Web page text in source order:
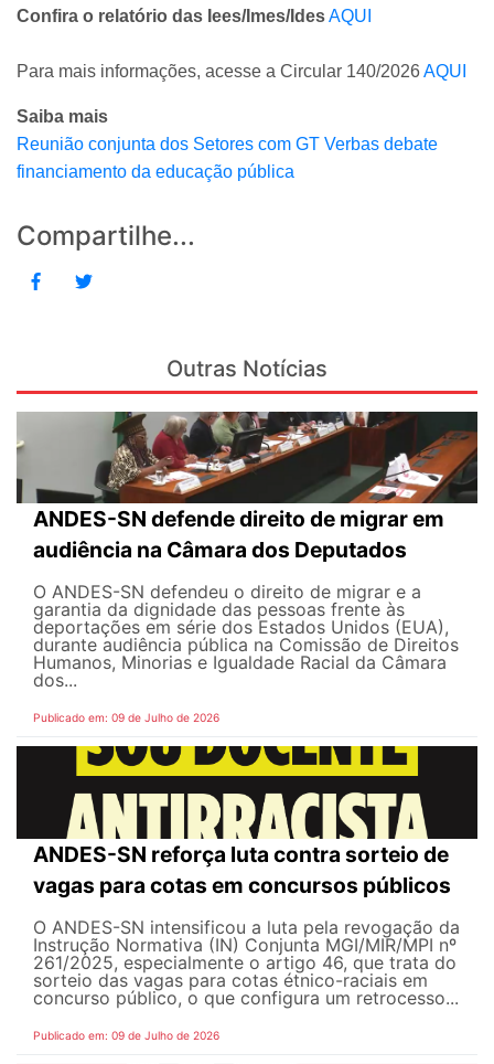
Confira o relatório das Iees/Imes/IdesAQUI
Para mais informações, acesse a Circular 140/2026AQUI
Saiba mais
Reunião conjunta dos Setores com GT Verbas debate
financiamento da educação pública
Compartilhe...
Outras Notícias
ANDES-SN defende direito de migrar em
audiência na Câmara dos Deputados
O ANDES-SN defendeu o direito de migrar e a
garantia da dignidade das pessoas frente às
deportações em série dos Estados Unidos (EUA),
durante audiência pública na Comissão de Direitos
Humanos, Minorias e Igualdade Racial da Câmara
dos...
Publicado em: 09 de Julho de 2026
ANDES-SN reforça luta contra sorteio de
vagas para cotas em concursos públicos
O ANDES-SN intensificou a luta pela revogação da
Instrução Normativa (IN) Conjunta MGI/MIR/MPI nº
261/2025, especialmente o artigo 46, que trata do
sorteio das vagas para cotas étnico-raciais em
concurso público, o que configura um retrocesso...
Publicado em: 09 de Julho de 2026